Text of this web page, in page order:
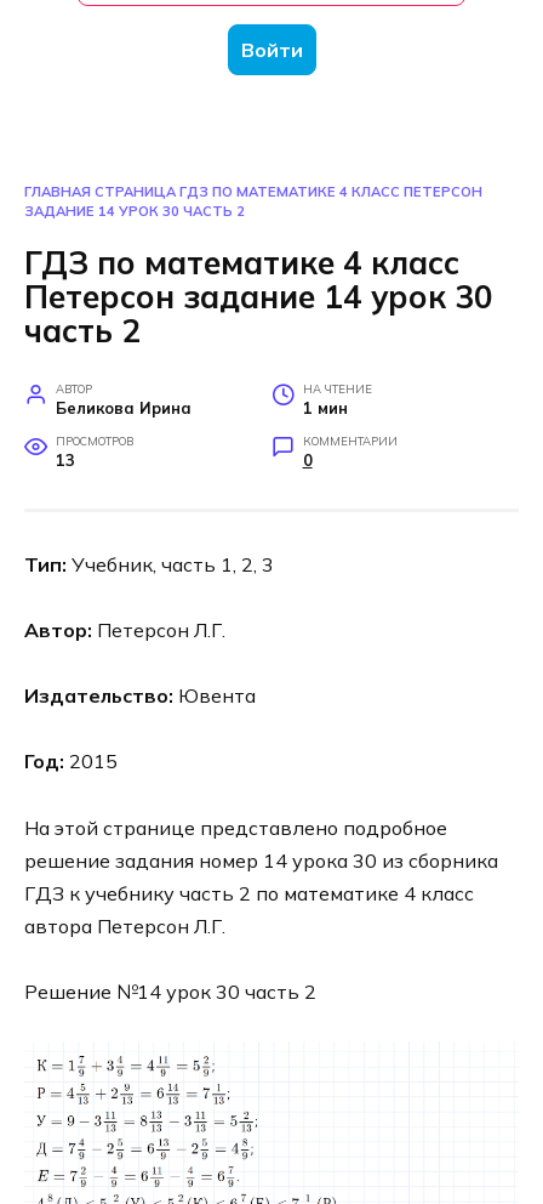
Войти
ГЛАВНАЯ СТРАНИЦА ГДЗ ПО МАТЕМАТИКЕ 4 КЛАСС ПЕТЕРСОН
ЗАДАНИЕ 14 УРОК 30 ЧАСТЬ 2
ГДЗ по математике 4 класс
Петерсон задание 14 урок 30
часть 2
АВТОР
Беликова Ирина
НА ЧТЕНИЕ
1 мин
ПРОСМОТРОВ
13
КОММЕНТАРИИ
0
Тип: Учебник, часть 1, 2, 3
Автор: Петерсон Л.Г.
Издательство: Ювента
Год: 2015
На этой странице представлено подробное
решение задания номер 14 урока 30 из сборника
ГДЗ к учебнику часть 2 по математике 4 класс
автора Петерсон Л.Г.
Решение №14 урок 30 часть 2